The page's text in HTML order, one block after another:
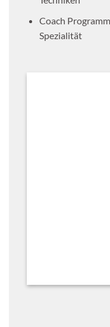
Coach
Spezialität